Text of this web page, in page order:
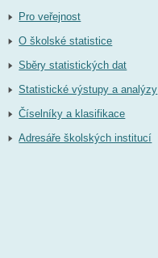
Pro veřejnost
O školské statistice
Sběry statistických dat
Statistické výstupy a analýzy
Číselníky a klasifikace
Adresáře školských institucí